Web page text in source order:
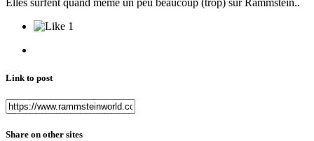
Elles surfent quand même un peu beaucoup (trop) sur Rammstein..
1
Link to post
Share on other sites